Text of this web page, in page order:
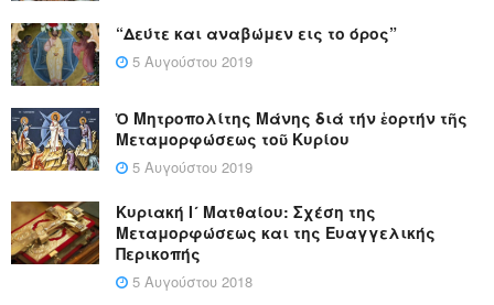
“Δεύτε και αναβώμεν εις το όρος”
5 Αυγούστου 2019
Ὁ Μητροπολίτης Μάνης διά τήν ἑορτήν τῆς
Μεταμορφώσεως τοῦ Κυρίου
5 Αυγούστου 2019
Κυριακή Ι´ Ματθαίου: Σχέση της
Μεταμορφώσεως και της Ευαγγελικής
Περικοπής
5 Αυγούστου 2018